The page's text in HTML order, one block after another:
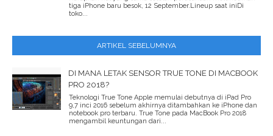
tiga iPhone baru besok, 12 September.Lineup saat iniDi
toko...
ARTIKEL SEBELUMNYA
DI MANA LETAK SENSOR TRUE TONE DI MACBOOK
PRO 2018?
Teknologi True Tone Apple memulai debutnya di iPad Pro
9,7 inci 2016 sebelum akhirnya ditambahkan ke iPhone dan
notebook pro terbaru. True Tone pada MacBook Pro 2018
mengambil keuntungan dari...